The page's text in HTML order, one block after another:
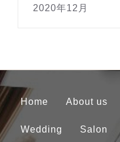
2020年12月
Home About us
Wedding Salon